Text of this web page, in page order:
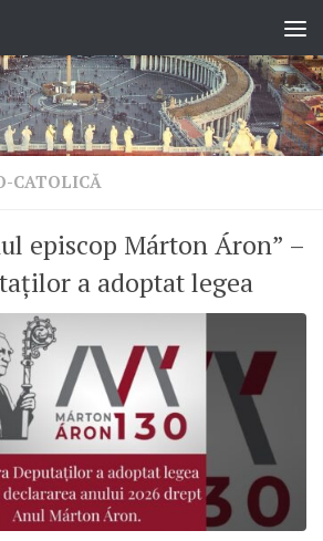
CATOLICĂ
episcop Márton Áron” –
a adoptat legea